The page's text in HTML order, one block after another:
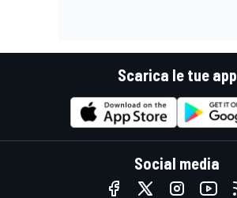
Scarica le tue app
Social media